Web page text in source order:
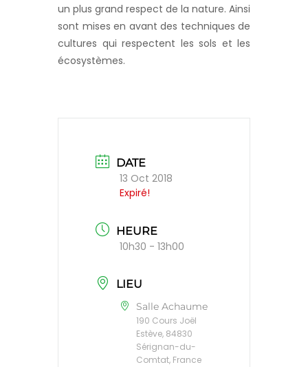
un plus grand respect de la nature. Ainsi
sont mises en avant des techniques de
cultures qui respectent les sols et les
écosystèmes.
DATE
13 Oct 2018
Expiré!
HEURE
10h30 - 13h00
LIEU
Salle Achaume
190 Cours Joël
Estève, 84830
Sérignan-du-
Comtat, France